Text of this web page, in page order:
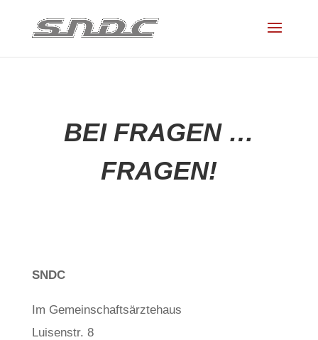
BEI FRAGEN …
FRAGEN!
SNDC
Im Gemeinschaftsärztehaus
Luisenstr. 8